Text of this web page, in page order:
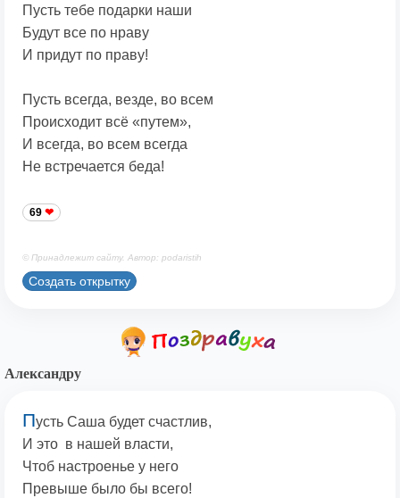
Пусть тебе подарки наши
Будут все по нраву
И придут по праву!
Пусть всегда, везде, во всем
Происходит всё «путем»,
И всегда, во всем всегда
Не встречается беда!
69
© Принадлежит сайту. Автор: podaristih
Создать открытку
Александру
Пусть Саша будет счастлив,
И это в нашей власти,
Чтоб настроенье у него
Превыше было бы всего!